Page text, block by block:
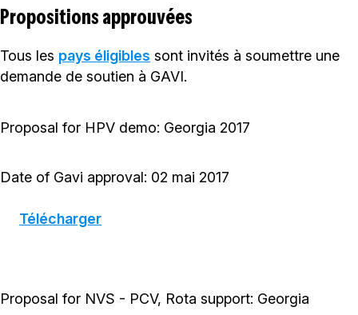
Propositions approuvées
Tous les pays éligibles sont invités à soumettre une
demande de soutien à GAVI.
Proposal for HPV demo: Georgia 2017
Date of Gavi approval: 02 mai 2017
Télécharger
Proposal for NVS - PCV, Rota support: Georgia